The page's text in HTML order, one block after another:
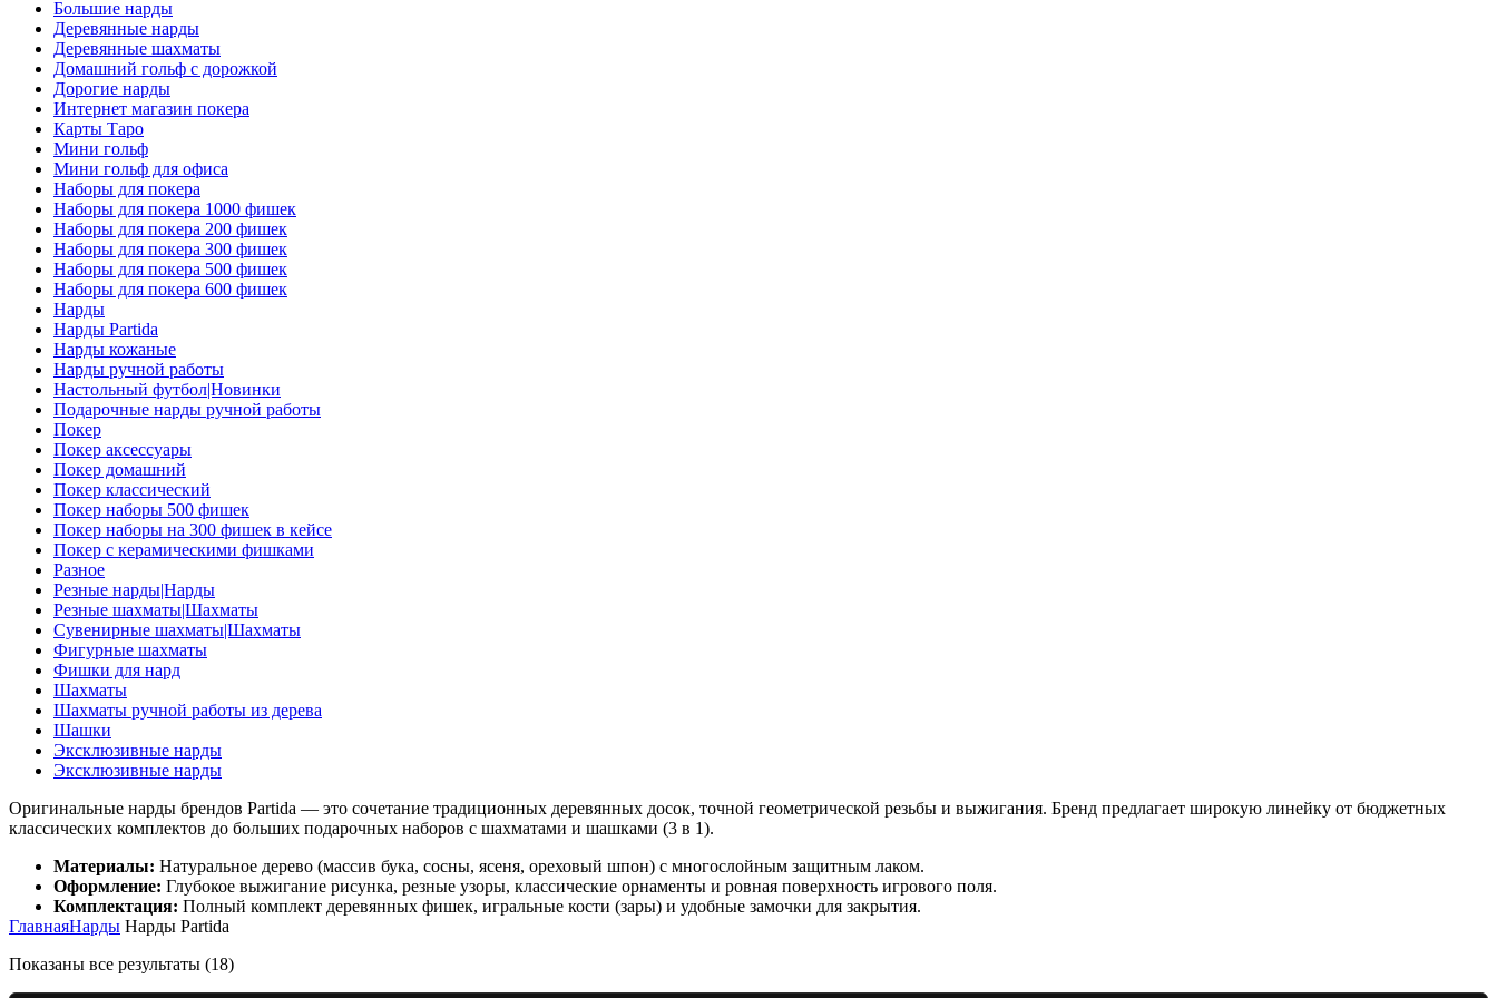
Большие нарды
Деревянные нарды
Деревянные шахматы
Домашний гольф с дорожкой
Дорогие нарды
Интернет магазин покера
Карты Таро
Мини гольф
Мини гольф для офиса
Наборы для покера
Наборы для покера 1000 фишек
Наборы для покера 200 фишек
Наборы для покера 300 фишек
Наборы для покера 500 фишек
Наборы для покера 600 фишек
Нарды
Нарды Partida
Нарды кожаные
Нарды ручной работы
Настольный футбол|Новинки
Подарочные нарды ручной работы
Покер
Покер аксессуары
Покер домашний
Покер классический
Покер наборы 500 фишек
Покер наборы на 300 фишек в кейсе
Покер с керамическими фишками
Разное
Резные нарды|Нарды
Резные шахматы|Шахматы
Сувенирные шахматы|Шахматы
Фигурные шахматы
Фишки для нард
Шахматы
Шахматы ручной работы из дерева
Шашки
Эксклюзивные нарды
Эксклюзивные нарды
Оригинальные нарды брендов Partida — это сочетание традиционных деревянных досок, точной геометрической резьбы и выжигания. Бренд предлагает широкую линейку от бюджетных
классических комплектов до больших подарочных наборов с шахматами и шашками (3 в 1).
Материалы: Натуральное дерево (массив бука, сосны, ясеня, ореховый шпон) с многослойным защитным лаком.
Оформление: Глубокое выжигание рисунка, резные узоры, классические орнаменты и ровная поверхность игрового поля.
Комплектация: Полный комплект деревянных фишек, игральные кости (зары) и удобные замочки для закрытия.
ГлавнаяНарды Нарды Partida
Показаны все результаты (18)